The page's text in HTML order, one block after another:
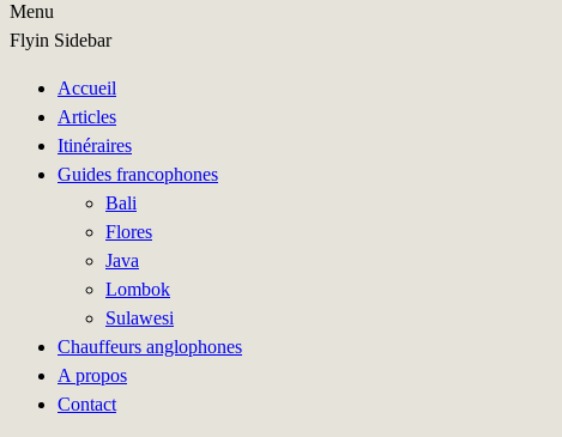
Menu
Flyin Sidebar
Accueil
Articles
Itinéraires
Guides francophones
Bali
Flores
Java
Lombok
Sulawesi
Chauffeurs anglophones
A propos
Contact